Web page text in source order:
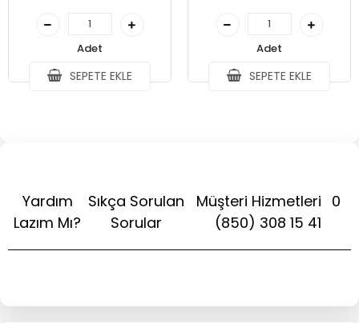
Adet
SEPETE EKLE
Adet
SEPETE EKLE
Yardım
Lazım Mı?
Sıkça Sorulan
Sorular
Müşteri Hizmetleri 0
(850) 308 15 41